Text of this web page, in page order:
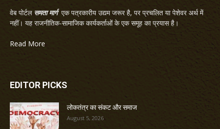
वेब पोर्टल समता मार्गएक पत्रकारीय उद्यम जरूर है, पर प्रचलित या पेशेवर अर्थ में
नहीं। यह राजनीतिक-सामाजिक कार्यकर्ताओं के एक समूह का प्रयास है।
Read More
EDITOR PICKS
लोकतंत्र का संकट और समाज
August 5, 2026